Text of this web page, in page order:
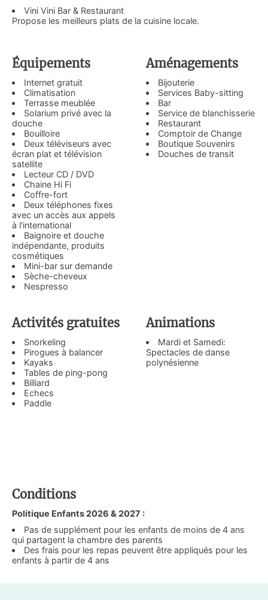
Vini Vini Bar & Restaurant
Propose les meilleurs plats de la cuisine locale.
Équipements
Internet gratuit
Climatisation
Terrasse meublée
Solarium privé avec la
douche
Bouilloire
Deux téléviseurs avec
écran plat et télévision
satellite
Lecteur CD / DVD
Chaine Hi Fi
Coffre-fort
Deux téléphones fixes
avec un accès aux appels
à l'international
Baignoire et douche
indépendante, produits
cosmétiques
Mini-bar sur demande
Sèche-cheveux
Nespresso
Aménagements
Bijouterie
Services Baby-sitting
Bar
Service de blanchisserie
Restaurant
Comptoir de Change
Boutique Souvenirs
Douches de transit
Activités gratuites
Snorkeling
Pirogues à balancer
Kayaks
Tables de ping-pong
Billiard
Echecs
Paddle
Animations
Mardi et Samedi:
Spectacles de danse
polynésienne
Conditions
Politique Enfants 2026 & 2027 :
Pas de supplément pour les enfants de moins de 4 ans
qui partagent la chambre des parents
Des frais pour les repas peuvent être appliqués pour les
enfants à partir de 4 ans